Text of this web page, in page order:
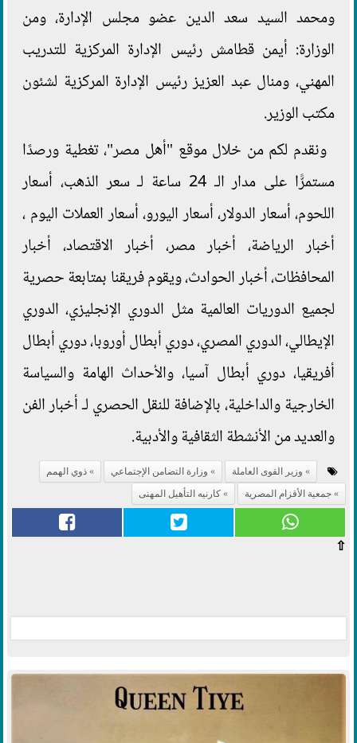
ومحمد السيد سعد الدين عضو مجلس الإدارة، ومن
الوزارة: أيمن قطامش رئيس الإدارة المركزية للتدريب
المهني، ومنال عبد العزيز رئيس الإدارة المركزية لشئون
مكتب الوزير.
ونقدم لكم من خلال موقع "أهل مصر"، تغطية ورصدًا
مستمرًّا على مدار الـ 24 ساعة لـ سعر الذهب، أسعار
اللحوم، أسعار الدولار، أسعار اليورو، أسعار العملات اليوم ،
أخبار الرياضة، أخبار مصر، أخبار الاقتصاد، أخبار
المحافظات، أخبار الحوادث، ويقوم فريقنا بمتابعة حصرية
لجميع الدوريات العالمية مثل الدوري الإنجليزي، الدوري
الإيطالي، الدوري المصري، دوري أبطال أوروبا، دوري أبطال
أفريقيا، دوري أبطال آسيا، والأحداث الهامة والسياسة
الخارجية والداخلية، بالإضافة للنقل الحصري لـ أخبار الفن
والعديد من الأنشطة الثقافية والأدبية.
وزير القوى العاملة وزارة التضامن الإجتماعي
ذوي الهمم
جمعية الأقزام المصرية
كارنيه التأهيل المهنى
⇧